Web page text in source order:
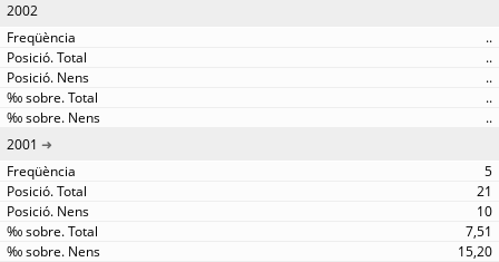
2002
..
..
..
..
..
2001
5
21
10
7,51
15,20